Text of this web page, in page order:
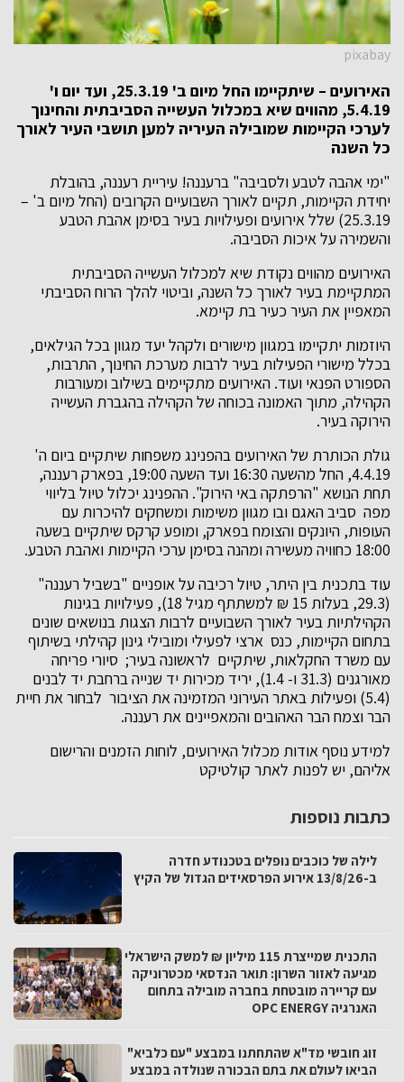
pixabay
האירועים – שיתקיימו החל מיום ב' 25.3.19, ועד יום ו'
5.4.19, מהווים שיא במכלול העשייה הסביבתית והחינוך
לערכי הקיימות שמובילה העיריה למען תושבי העיר לאורך
כל השנה
"ימי אהבה לטבע ולסביבה" ברעננה! עיריית רעננה, בהובלת
יחידת הקיימות, תקיים לאורך השבועיים הקרובים (החל מיום ב' –
25.3.19) שלל אירועים ופעילויות בעיר בסימן אהבת הטבע
והשמירה על איכות הסביבה.
האירועים מהווים נקודת שיא למכלול העשייה הסביבתית
המתקיימת בעיר לאורך כל השנה, וביטוי להלך הרוח הסביבתי
המאפיין את העיר כעיר בת קיימא.
היוזמות יתקיימו במגוון מישורים ולקהל יעד מגוון בכל הגילאים,
בכלל מישורי הפעילות בעיר לרבות מערכת החינוך, התרבות,
הספורט הפנאי ועוד. האירועים מתקיימים בשילוב ומעורבות
הקהילה, מתוך האמונה בכוחה של הקהילה בהגברת העשייה
הירוקה בעיר.
גולת הכותרת של האירועים בהפנינג משפחות שיתקיים ביום ה'
4.4.19, החל מהשעה 16:30 ועד השעה 19:00, בפארק רעננה,
תחת הנושא "הרפתקה באי הירוק". ההפנינג יכלול טיול בליווי
מפה סביב האגם ובו מגוון משימות ומשחקים להיכרות עם
העופות, היונקים והצומח בפארק, ומופע קרקס שיתקיים בשעה
18:00 כחוויה מעשירה ומהנה בסימן ערכי הקיימות ואהבת הטבע.
עוד בתכנית בין היתר, טיול רכיבה על אופניים "בשביל רעננה"
(29.3, בעלות 15 ₪ למשתתף מגיל 18), פעילויות בגינות
הקהילתיות בעיר לאורך השבועיים לרבות הצגות בנושאים שונים
בתחום הקיימות, כנס ארצי לפעילי ומובילי גינון קהילתי בשיתוף
עם משרד החקלאות, שיתקיים לראשונה בעיר; סיורי פריחה
מאורגנים (31.3 ו- 1.4), יריד מכירות יד שנייה ברחבת יד לבנים
(5.4) ופעילות באתר העירוני המזמינה את הציבור לבחור את חיית
הבר וצמח הבר האהובים והמאפיינים את רעננה.
למידע נוסף אודות מכלול האירועים, לוחות הזמנים והרישום
אליהם, יש לפנות לאתר קולטיקט
כתבות נוספות
לילה של כוכבים נופלים בטכנודע חדרה
ב-13/8/26 אירוע הפרסאידים הגדול של הקיץ
התכנית שמייצרת 115 מיליון ₪ למשק הישראלי
מגיעה לאזור השרון: תואר הנדסאי מכטרוניקה
עם קריירה מובטחת בחברה מובילה בתחום
האנרגיה OPC ENERGY
זוג חובשי מד"א שהתחתנו במבצע "עם כלביא"
הביאו לעולם את בתם הבכורה שנולדה במבצע